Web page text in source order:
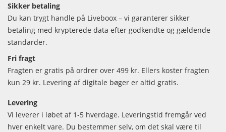
Sikker betaling
Du kan trygt handle på Liveboox – vi garanterer sikker
betaling med krypterede data efter godkendte og gældende
standarder.
Fri fragt
Fragten er gratis på ordrer over 499 kr. Ellers koster fragten
kun 29 kr. Levering af digitale bøger er altid gratis.
Levering
Vi leverer i løbet af 1-5 hverdage. Leveringstid fremgår ved
hver enkelt vare. Du bestemmer selv, om det skal være til